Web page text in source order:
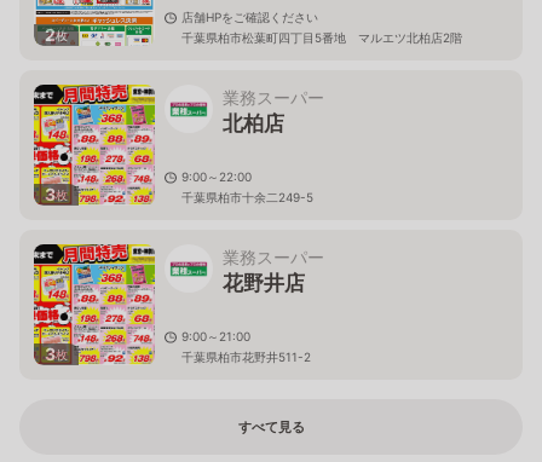
2枚
店舗HPをご確認ください
千葉県柏市松葉町四丁目5番地 マルエツ北柏店2階
3枚
業務スーパー
北柏店
9:00～22:00
千葉県柏市十余二249-5
3枚
業務スーパー
花野井店
9:00～21:00
千葉県柏市花野井511-2
すべて見る